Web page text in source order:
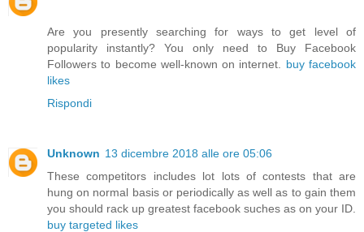
Are you presently searching for ways to get level of
popularity instantly? You only need to Buy Facebook
Followers to become well-known on internet. buy facebook
likes
Rispondi
Unknown 13 dicembre 2018 alle ore 05:06
These competitors includes lot lots of contests that are
hung on normal basis or periodically as well as to gain them
you should rack up greatest facebook suches as on your ID.
buy targeted likes